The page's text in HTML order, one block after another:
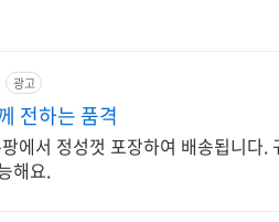
광고
전하는 품격
에서 정성껏 포장하여 배송됩니다.
해요.